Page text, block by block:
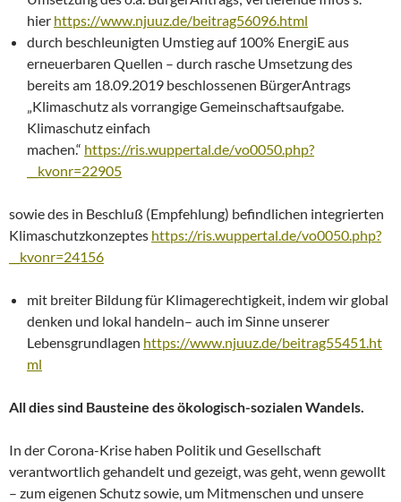
hier https://www.njuuz.de/beitrag56096.html
durch beschleunigten Umstieg auf 100% EnergiE aus
erneuerbaren Quellen – durch rasche Umsetzung des
bereits am 18.09.2019 beschlossenen BürgerAntrags
„Klimaschutz als vorrangige Gemeinschaftsaufgabe.
Klimaschutz einfach
machen.“ https://ris.wuppertal.de/vo0050.php?
__kvonr=22905
sowie des in Beschluß (Empfehlung) befindlichen integrierten
Klimaschutzkonzeptes https://ris.wuppertal.de/vo0050.php?
__kvonr=24156
mit breiter Bildung für Klimagerechtigkeit, indem wir global
denken und lokal handeln– auch im Sinne unserer
Lebensgrundlagen https://www.njuuz.de/beitrag55451.ht
ml
All dies sind Bausteine des ökologisch-sozialen Wandels.
In der Corona-Krise haben Politik und Gesellschaft
verantwortlich gehandelt und gezeigt, was geht, wenn gewollt
– zum eigenen Schutz sowie, um Mitmenschen und unsere